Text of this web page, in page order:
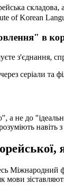
of Korean
в
з'єднання,
серіали та
а не до
навіть
Міжнародний
мови